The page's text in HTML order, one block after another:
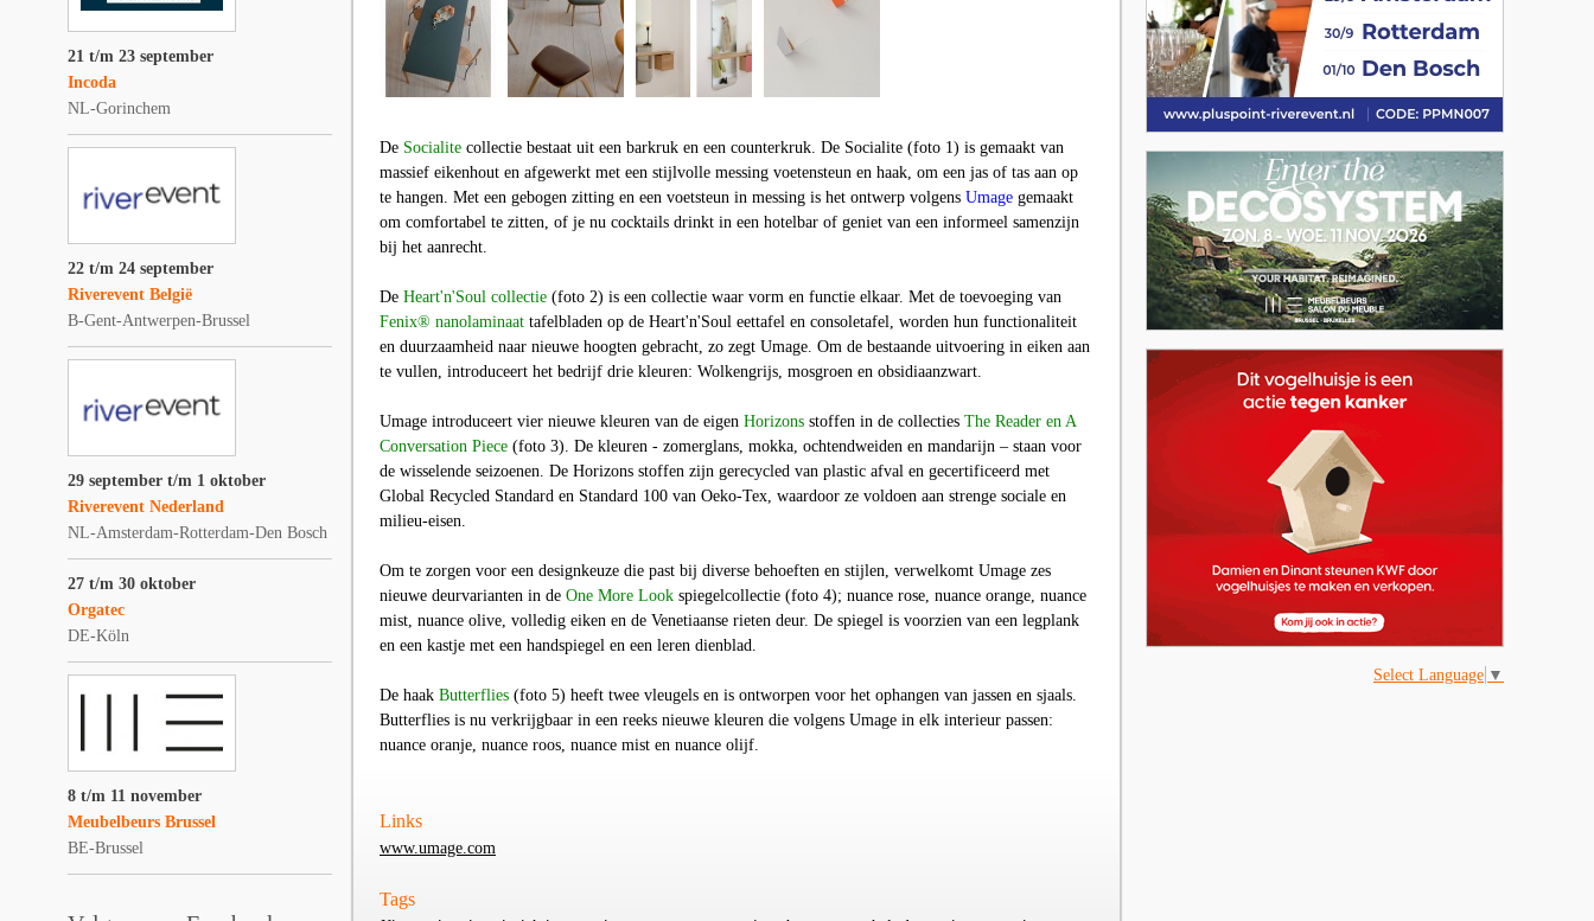
21 t/m 23 september
Incoda
NL-Gorinchem
22 t/m 24 september
Riverevent België
B-Gent-Antwerpen-Brussel
29 september t/m 1 oktober
Riverevent Nederland
NL-Amsterdam-Rotterdam-Den Bosch
27 t/m 30 oktober
Orgatec
DE-Köln
8 t/m 11 november
Meubelbeurs Brussel
BE-Brussel
De Socialite collectie bestaat uit een barkruk en een counterkruk. De Socialite (foto 1) is gemaakt van
massief eikenhout en afgewerkt met een stijlvolle messing voetensteun en haak, om een jas of tas aan op
te hangen. Met een gebogen zitting en een voetsteun in messing is het ontwerp volgens Umage gemaakt
om comfortabel te zitten, of je nu cocktails drinkt in een hotelbar of geniet van een informeel samenzijn
bij het aanrecht.
De Heart'n'Soul collectie (foto 2) is een collectie waar vorm en functie elkaar. Met de toevoeging van
Fenix® nanolaminaat tafelbladen op de Heart'n'Soul eettafel en consoletafel, worden hun functionaliteit
en duurzaamheid naar nieuwe hoogten gebracht, zo zegt Umage. Om de bestaande uitvoering in eiken aan
te vullen, introduceert het bedrijf drie kleuren: Wolkengrijs, mosgroen en obsidiaanzwart.
Umage introduceert vier nieuwe kleuren van de eigen Horizons stoffen in de collecties The Reader en A
Conversation Piece (foto 3). De kleuren - zomerglans, mokka, ochtendweiden en mandarijn – staan voor
de wisselende seizoenen. De Horizons stoffen zijn gerecycled van plastic afval en gecertificeerd met
Global Recycled Standard en Standard 100 van Oeko-Tex, waardoor ze voldoen aan strenge sociale en
milieu-eisen.
Om te zorgen voor een designkeuze die past bij diverse behoeften en stijlen, verwelkomt Umage zes
nieuwe deurvarianten in de One More Look spiegelcollectie (foto 4); nuance rose, nuance orange, nuance
mist, nuance olive, volledig eiken en de Venetiaanse rieten deur. De spiegel is voorzien van een legplank
en een kastje met een handspiegel en een leren dienblad.
De haak Butterflies (foto 5) heeft twee vleugels en is ontworpen voor het ophangen van jassen en sjaals.
Butterflies is nu verkrijgbaar in een reeks nieuwe kleuren die volgens Umage in elk interieur passen:
nuance oranje, nuance roos, nuance mist en nuance olijf.
Links
www.umage.com
Tags
Select Language ▼